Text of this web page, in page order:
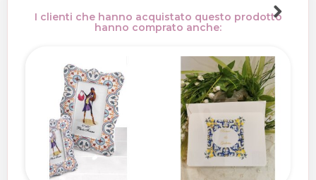
I clienti che hanno acquistato questo prodotto
hanno comprato anche: